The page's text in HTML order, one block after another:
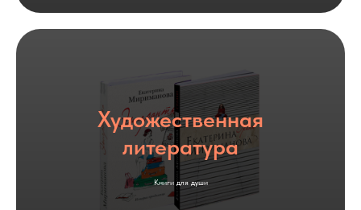
Художественная
литература
Книги для души